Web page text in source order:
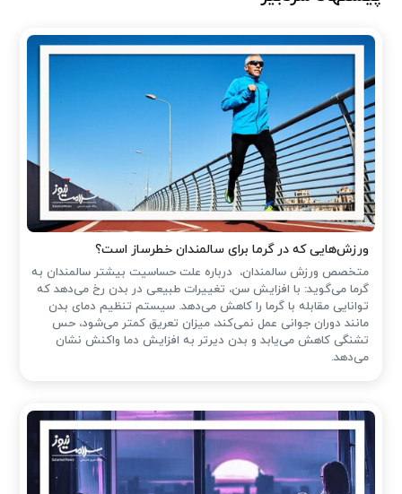
ورزش‌هایی که در گرما برای سالمندان خطرساز است؟
متخصص ورزش سالمندان، درباره علت حساسیت بیشتر سالمندان به
گرما می‌گوید: با افزایش سن، تغییرات طبیعی در بدن رخ می‌دهد که
توانایی مقابله با گرما را کاهش می‌دهد. سیستم تنظیم دمای بدن
مانند دوران جوانی عمل نمی‌کند، میزان تعریق کمتر می‌شود، حس
تشنگی کاهش می‌یابد و بدن دیرتر به افزایش دما واکنش نشان
می‌دهد.